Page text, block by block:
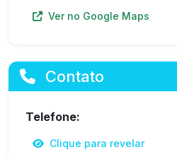
Ver no Google Maps
Contato
Telefone:
Clique para revelar